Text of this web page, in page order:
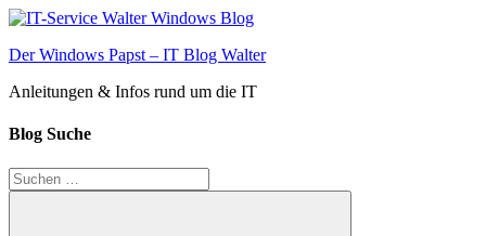
Zum
springen
Der Windows Papst – IT Blog Walter
Anleitungen & Infos rund um die IT
Blog Suche
Suchen
nach: